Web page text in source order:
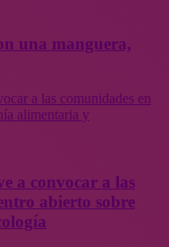
una manguera,
a las comunidades en
alimentaria y
a convocar a las
abierto sobre